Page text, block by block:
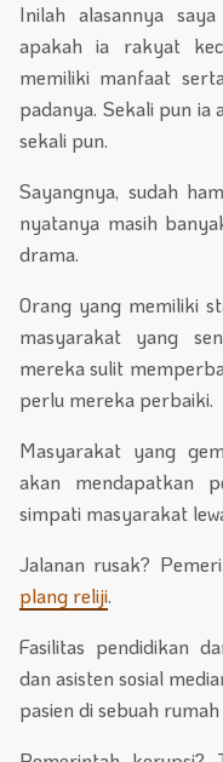
Inilah alasannya
apakah ia rakyat
memiliki manfaat
padanya. Sekali pun
sekali pun.
Sayangnya, sudah
nyatanya masih
drama.
Orang yang memiliki
masyarakat yang
mereka sulit
perlu mereka perbaiki.
Masyarakat yang
akan mendapatkan
simpati masyarakat
Jalanan rusak?
plang reliji.
Fasilitas pendidikan
dan asisten sosial
pasien di sebuah